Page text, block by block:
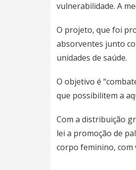
vulnerabilidade. A
O projeto, que foi
absorventes junto
unidades de saúde.
O objetivo é
que possibilitem a
Com a distribuição
lei a promoção de
corpo feminino, com